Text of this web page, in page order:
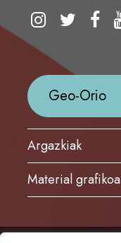
Geo-Orio
Argazkiak
Material grafikoa